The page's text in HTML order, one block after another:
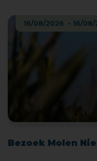
en geneeskrachtige
volksgebruik, … Denk
van oudsher
te brengen… en
ontleend. Bij de
streekproducten
keisnoepjes… Niet
16/08/2026 - 16/08/
Bezoek Molen